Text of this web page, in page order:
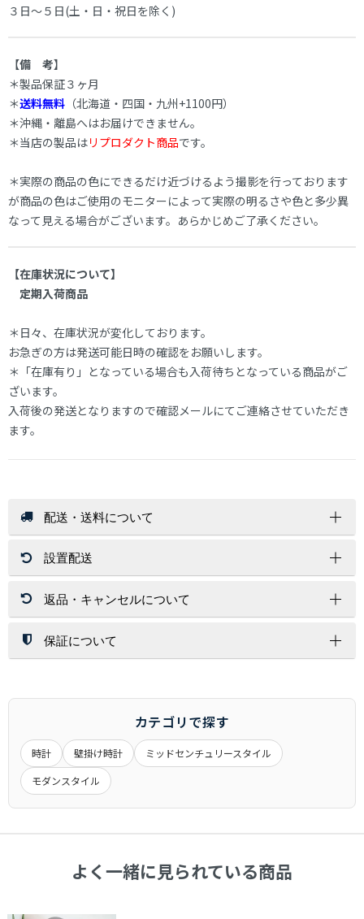
３日～５日(土・日・祝日を除く)
【備 考】
＊製品保証３ヶ月
＊送料無料 （北海道・四国・九州+1100円）
＊沖縄・離島へはお届けできません。
＊当店の製品はリプロダクト商品です。
＊実際の商品の色にできるだけ近づけるよう撮影を行っております
が商品の色はご使用のモニターによって実際の明るさや色と多少異
なって見える場合がございます。あらかじめご了承ください。
【在庫状況について】
定期入荷商品
＊日々、在庫状況が変化しております。
お急ぎの方は発送可能日時の確認をお願いします。
＊「在庫有り」となっている場合も入荷待ちとなっている商品がご
ざいます。
入荷後の発送となりますので確認メールにてご連絡させていただき
ます。
配送・送料について
送 料
店内商品送料無料（一部商品を除く）
北海道・沖縄・離島はその都度お見積りいたします。
ご注文金額に関係なく送料が必要な商品もございます。
配送方法
玄関先までのお届けとなります。
アパート・マンションの場合は1Fまでとなる場合がございま
す。
大きな商品は安全のため、玄関先までお手伝いをお願いする場
設置配送
開梱設置サービスは、配送員１～２名が配達先にお伺いし家具
を設置する場所まで運び、開梱/設置/梱包材処分まで運送業者
が行います。
※お荷物の大きさによっては1名配達になります。
返品・キャンセルについて
返 品
お客様都合（サイズ/色味/木目/イメージ/肌触り/誤注文）での
交換時の返品（返送）は交換品の到着時に入れ替えを行います
ので、くれぐれもお客様からの返送はご遠慮下さい。
キャンセル
一定期間経過後はキャンセル料をいただく場合もございます。
商品発送後のキャンセルできませんのでご了承ください。
保証について
記載が無いものにつきましては、６ヶ月間となります。
メーカー商品に関しましては、メーカー保証・代理店保証があ
るものは、それらに準じます。
※当店の商品は一般家庭用として設計されています。
業務用として使用したことによる故障および損傷は保証の対象
外となります。
初期不良や破損・汚損があった場合は、商品到着から１週間以
内に画像を添えてご連絡ください。
カテゴリで探す
時計 壁掛け時計
ミッドセンチュリースタイル
モダンスタイル
よく一緒に見られている商品